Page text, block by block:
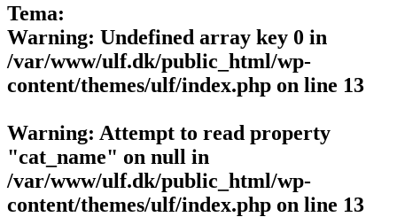
Tema:
Warning: Undefined array key 0 in
/var/www/ulf.dk/public_html/wp-
content/themes/ulf/index.php on line 13
Warning: Attempt to read property
"cat_name" on null in
/var/www/ulf.dk/public_html/wp-
content/themes/ulf/index.php on line 13